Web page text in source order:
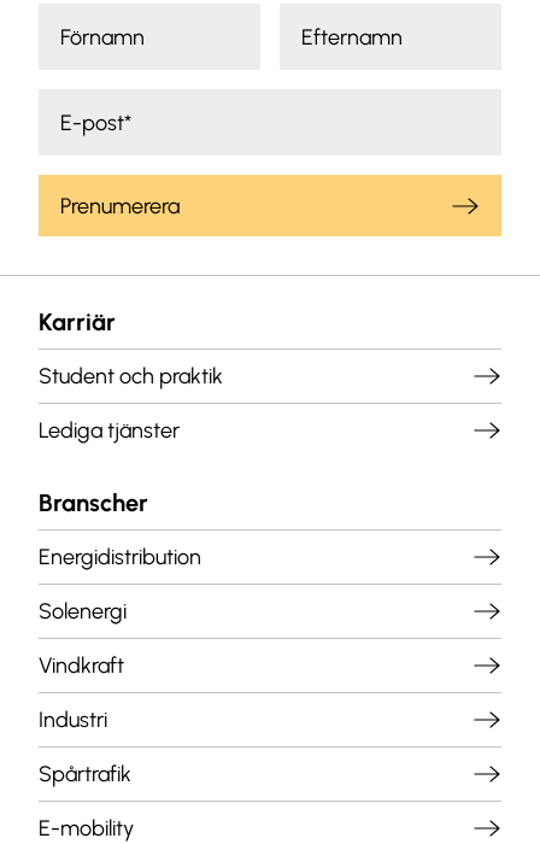
Prenumerera
Karriär
Student och praktik
Lediga tjänster
Branscher
Energidistribution
Solenergi
Vindkraft
Industri
Spårtrafik
E-mobility